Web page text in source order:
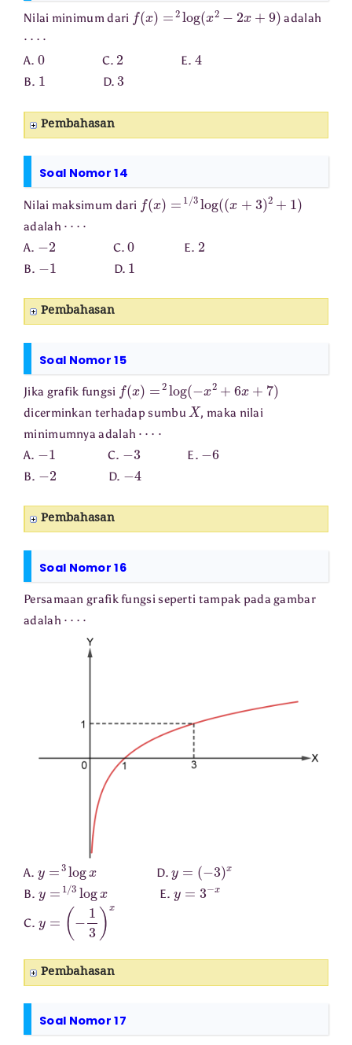
Nilai minimum dari f(x )= log x2 − + ) adalah
A. 0C. 2 E. 4
B. 1 D.3
Pembahasan
Soal Nomor 14
Nilai maksimum dari f(x )= 3 log (x+ ) 2+1
adalah
A. 2 C.0 E. 2
B. 1 D. 1
Pembahasan
Soal Nomor 15
Jika grafik fungsi f(x )= log − +6x +
dicerminkan terhadap sumbu X , maka nilai
minimumnya adalah ⋯
A. 1 C. 3E. 6
B. 2 D. 4
Pembahasan
Soal Nomor 16
Persamaan grafik fungsi seperti tampak pada gambar
adalah
A. log D. −3 x
B. y /3log E. y −x
C. 13 x
Pembahasan
Soal Nomor 17